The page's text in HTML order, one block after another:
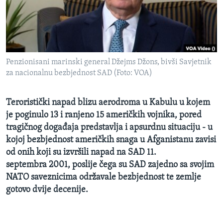
MAGAZIN
O GLASU AMERIKE
Learning English
Jezici
Penzionisani marinski general Džejms Džons, bivši Savjetnik
za nacionalnu bezbjednost SAD (Foto: VOA)
Teroristički napad blizu aerodroma u Kabulu u kojem
je poginulo 13 i ranjeno 15 američkih vojnika, pored
tragičnog događaja predstavlja i apsurdnu situaciju - u
kojoj bezbjednost američkih snaga u Afganistanu zavisi
od onih koji su izvršili napad na SAD 11.
septembra 2001, poslije čega su SAD zajedno sa svojim
NATO saveznicima održavale bezbjednost te zemlje
gotovo dvije decenije.